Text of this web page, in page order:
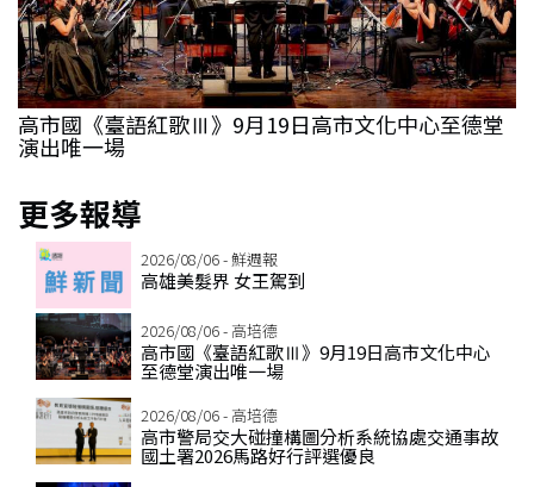
高市國《臺語紅歌Ⅲ》9月19日高市文化中心至德堂
演出唯一場
更多報導
2026/08/06 - 鮮週報
高雄美髮界 女王駕到
2026/08/06 - 高培德
高市國《臺語紅歌Ⅲ》9月19日高市文化中心
至德堂演出唯一場
2026/08/06 - 高培德
高市警局交大碰撞構圖分析系統協處交通事故
國土署2026馬路好行評選優良